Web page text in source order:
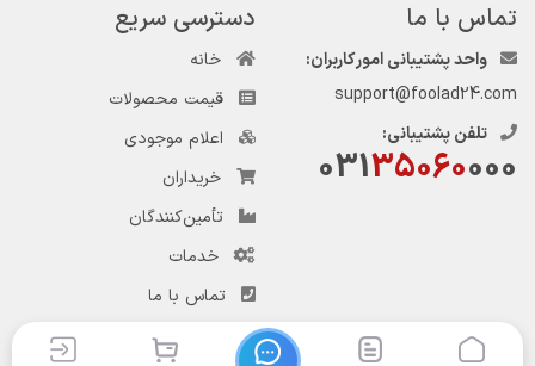
تماس با ما
واحد پشتیبانی امور کاربران:
support@foolad24.com
تلفن پشتیبانی:
03135060000
دسترسی سریع
خانه
قیمت محصولات
اعلام موجودی
خریداران
تأمین‌کنندگان
خدمات
تماس با ما